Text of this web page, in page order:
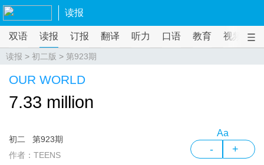
读报
双语 读报 订报 翻译 听力 口语 教育 视频
读报 > 初二版 > 第923期
OUR WORLD
7.33 million
初二
第923期
作者：TEENS
Aa
- +